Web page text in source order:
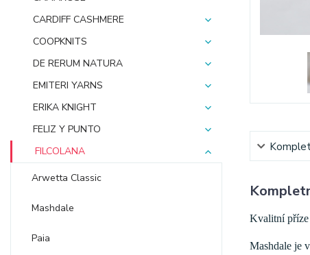
CARDIFF CASHMERE
COOPKNITS
DE RERUM NATURA
EMITERI YARNS
ERIKA KNIGHT
FELIZ Y PUNTO
FILCOLANA
Arwetta Classic
Mashdale
Paia
Kvalitní příze
Mashdale je